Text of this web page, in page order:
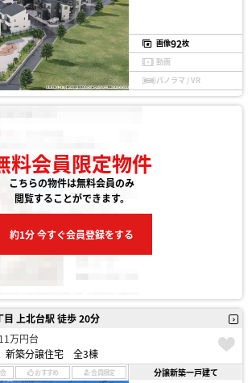
画像92枚
動画
パノラマ / VR
料会員限定物件
こちらの物件は無料会員のみ
閲覧することができます。
約1分 今すぐ会員登録をする
上北台駅 徒歩 20分
万円台
新築分譲住宅 全3棟
おすすめ 会員限定 分譲新築一戸建て